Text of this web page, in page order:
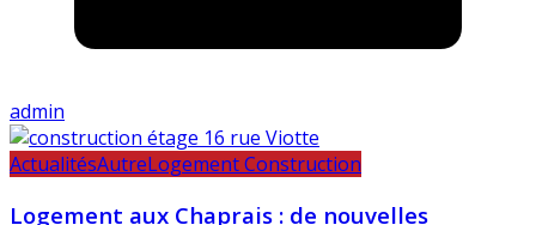
admin
ActualitésAutreLogement Construction
Logement aux Chaprais : de nouvelles